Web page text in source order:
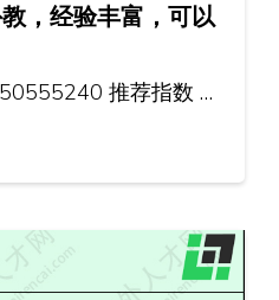
，经验丰富，可以
推荐指数 …